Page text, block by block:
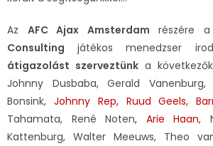
Az AFC Ajax Amsterdam részére a
Consulting játékos menedzser
átigazolást szerveztünk a
Johnny Dusbaba, Gerald Vanenburg,
Bonsink, Johnny Rep, Ruud Geels,
Tahamata, René Noten, Arie Haan,
Kattenburg, Walter Meeuws, Theo